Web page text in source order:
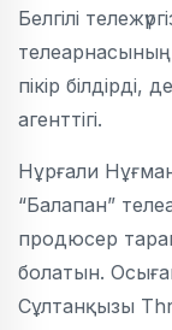
Белгілі
пікір
агенттігі.
Нұрғали
“Балапан”
продюсер
болатын.
Сұлтанқызы